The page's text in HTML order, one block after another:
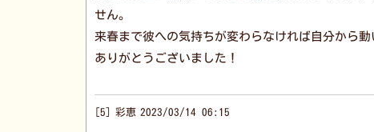
せん。
来春まで彼への気持ちが変わらなければ自分から動
ありがとうございました！
5 彩恵 2023/03/14 06:15